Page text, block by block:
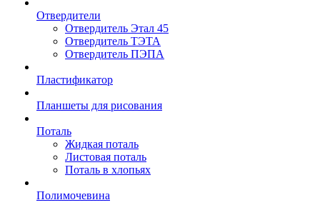
Отвердители
Отвердитель Этал 45
Отвердитель ТЭТА
Отвердитель ПЭПА
Пластификатор
Планшеты для рисования
Поталь
Жидкая поталь
Листовая поталь
Поталь в хлопьях
Полимочевина